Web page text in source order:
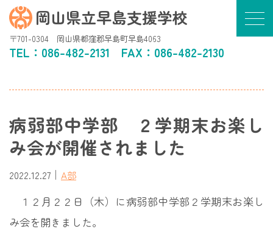
岡山県立早島支援学校
〒701-0304 岡山県都窪郡早島町早島4063
TEL： 086-482-2131 FAX：086-482-2130
病弱部中学部 ２学期末お楽し
み会が開催されました
2022.12.27 ｜ A部
１２月２２日（木）に病弱部中学部２学期末お楽し
み会を開きました。